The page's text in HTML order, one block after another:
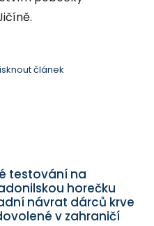
článek
testování na
horečku
návrat dárců krve
v zahraničí